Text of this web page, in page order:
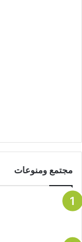
مجتمع ومنوعات